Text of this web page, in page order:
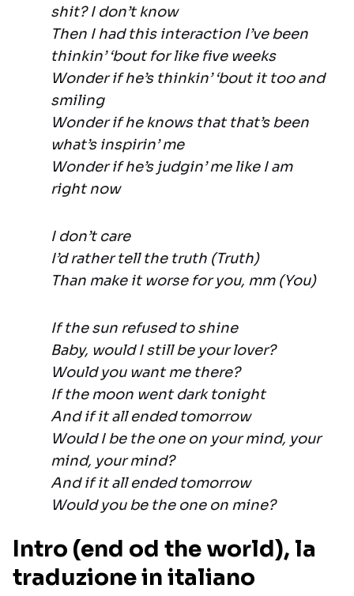
shit? I don’t know
Then I had this interaction I’ve been
thinkin’ ‘bout for like five weeks
Wonder if he’s thinkin’ ‘bout it too and
smiling
Wonder if he knows that that’s been
what’s inspirin’ me
Wonder if he’s judgin’ me like I am
right now
I don’t care
I’d rather tell the truth (Truth)
Than make it worse for you, mm (You)
If the sun refused to shine
Baby, would I still be your lover?
Would you want me there?
If the moon went dark tonight
And if it all ended tomorrow
Would I be the one on your mind, your
mind, your mind?
And if it all ended tomorrow
Would you be the one on mine?
Intro (end od the world), la
traduzione in italiano